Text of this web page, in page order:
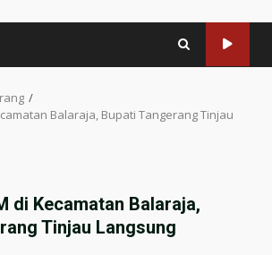
Balaraja, Bupati Tangerang Tinjau
di Kecamatan Balaraja,
Tinjau Langsung